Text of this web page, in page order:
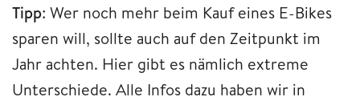
Tipp: Wer noch mehr beim Kauf eines E-Bikes
sparen will, sollte auch auf den Zeitpunkt im
Jahr achten. Hier gibt es nämlich extreme
Unterschiede. Alle Infos dazu haben wir in